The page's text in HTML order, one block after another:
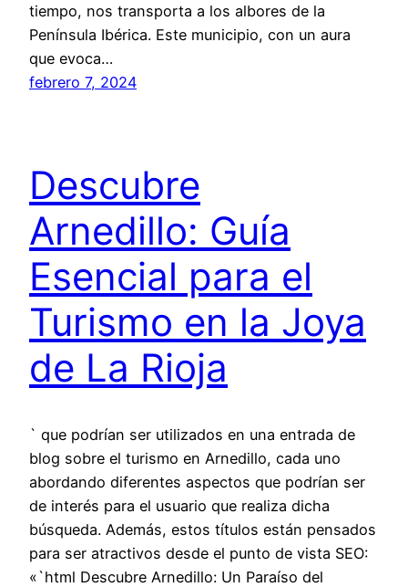
tiempo, nos transporta a los albores de la
Península Ibérica. Este municipio, con un aura
que evoca…
febrero 7, 2024
Descubre
Arnedillo: Guía
Esencial para el
Turismo en la Joya
de La Rioja
` que podrían ser utilizados en una entrada de
blog sobre el turismo en Arnedillo, cada uno
abordando diferentes aspectos que podrían ser
de interés para el usuario que realiza dicha
búsqueda. Además, estos títulos están pensados
para ser atractivos desde el punto de vista SEO:
«`html Descubre Arnedillo: Un Paraíso del